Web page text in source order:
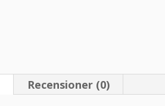
Recensioner (0)